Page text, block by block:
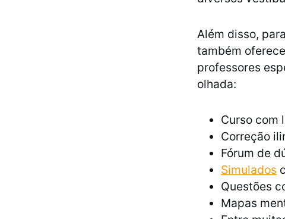
Além disso,
também
professores
olhada:
Curso com
Correção
Fórum de
Simulados
Questões
Mapas